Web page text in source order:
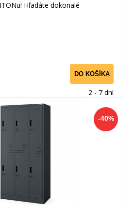
Hľadáte dokonalé
DO KOŠÍKA
2 - 7 dní
-40%